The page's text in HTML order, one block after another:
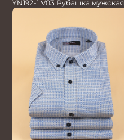
YN192-1 V03 Рубашка мужская